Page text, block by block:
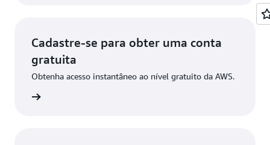
Cadastre-se para obter uma conta
gratuita
Obtenha acesso instantâneo ao nível gratuito da AWS.